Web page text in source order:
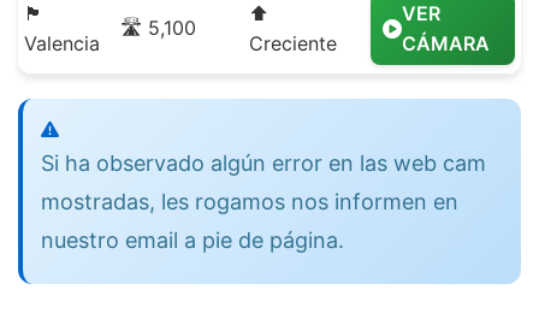
🏴
Valencia
🛣️ 5,100
⬆️
Creciente
VER
CÁMARA
Si ha observado algún error en las web cam
mostradas, les rogamos nos informen en
nuestro email a pie de página.